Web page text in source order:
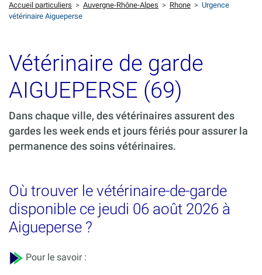
Accueil particuliers > Auvergne-Rhône-Alpes > Rhone > Urgence
vétérinaire Aigueperse
Vétérinaire de garde
AIGUEPERSE (69)
Dans chaque ville, des vétérinaires assurent des
gardes les week ends et jours fériés pour assurer la
permanence des soins vétérinaires.
Où trouver le vétérinaire-de-garde
disponible ce jeudi 06 août 2026 à
Aigueperse ?
Pour le savoir :